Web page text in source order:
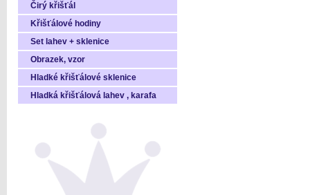
Čirý křišťál
Křišťálové hodiny
Set lahev + sklenice
Obrazek, vzor
Hladké křišťálové sklenice
Hladká křišťálová lahev , karafa